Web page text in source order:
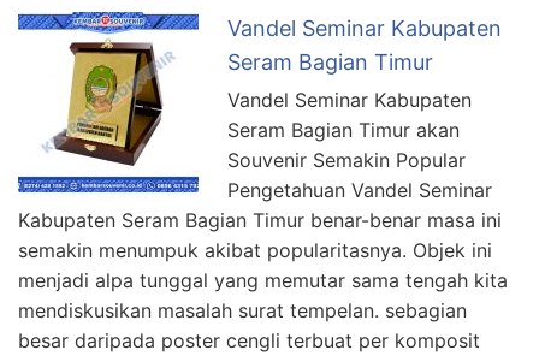
Vandel Seminar Kabupaten
Seram Bagian Timur
Vandel Seminar Kabupaten
Seram Bagian Timur akan
Souvenir Semakin Popular
Pengetahuan Vandel Seminar
Kabupaten Seram Bagian Timur benar-benar masa ini
semakin menumpuk akibat popularitasnya. Objek ini
menjadi alpa tunggal yang memutar sama tengah kita
mendiskusikan masalah surat tempelan. sebagian
besar daripada poster cengli terbuat per komposit